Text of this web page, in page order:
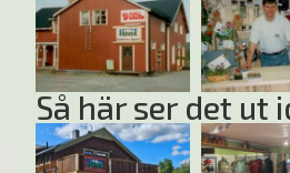
Så här ser det ut